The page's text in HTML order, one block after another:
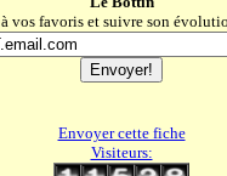
à vos favoris et suivre son
Envoyer cette fiche
Visiteurs: